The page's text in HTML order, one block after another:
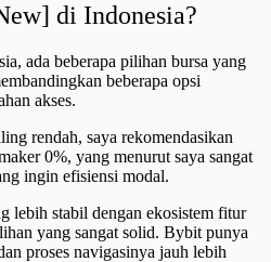
di Indonesia?
ada beberapa pilihan bursa yang
beberapa opsi
akses.
rendah, saya rekomendasikan
0%, yang menurut saya sangat
ingin efisiensi modal.
lebih stabil dengan ekosistem fitur
yang sangat solid. Bybit punya
proses navigasinya jauh lebih